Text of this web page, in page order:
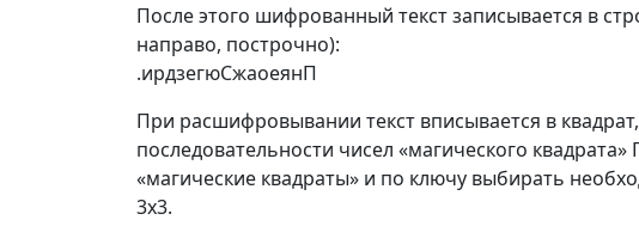
После этого шифрованный текст записывается в
направо, построчно):
.ирдзегюСжаоеянП
При расшифровывании текст вписывается в
последовательности чисел «магического
«магические квадраты» и по ключу выбирать
3х3.